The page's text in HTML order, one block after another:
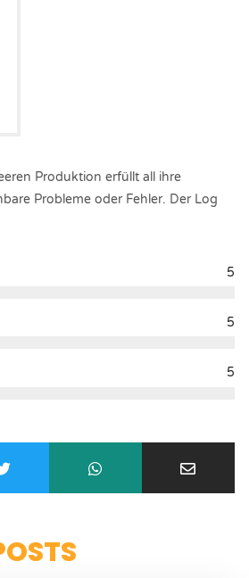
Produktion erfüllt all ihre
Probleme oder Fehler. Der Log
5
5
5